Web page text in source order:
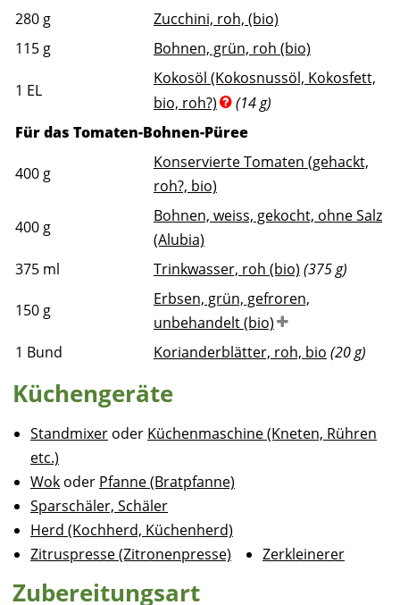
280 g
Zucchini, roh, (bio)
115 g Bohnen, grün, roh (bio)
1 EL
Kokosöl (Kokosnussöl, Kokosfett,
bio, roh?)
(14 g)
Für das Tomaten-Bohnen-Püree
400 g
Konservierte Tomaten (gehackt,
roh?, bio)
400 g
Bohnen, weiss, gekocht, ohne Salz
(Alubia)
375 ml Trinkwasser, roh (bio) (375 g)
150 g
Erbsen, grün, gefroren,
unbehandelt (bio)
1 Bund Korianderblätter, roh, bio (20 g)
Küchengeräte
Standmixer oder Küchenmaschine (Kneten, Rühren
etc.)
Wok oder Pfanne (Bratpfanne)
Sparschäler, Schäler
Herd (Kochherd, Küchenherd)
Zitruspresse (Zitronenpresse)
Zerkleinerer
Zubereitungsart